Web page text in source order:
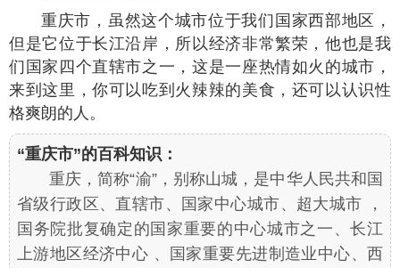
重庆市，虽然这个城市位于我们国家西部地区，
但是它位于长江沿岸，所以经济非常繁荣，他也是我
们国家四个直辖市之一，这是一座热情如火的城市，
来到这里，你可以吃到火辣辣的美食，还可以认识性
格爽朗的人。
“重庆市”的百科知识：
重庆，简称“渝”，别称山城，是中华人民共和国
省级行政区、直辖市、国家中心城市、超大城市 ，
国务院批复确定的国家重要的中心城市之一、长江
上游地区经济中心 、国家重要先进制造业中心、西